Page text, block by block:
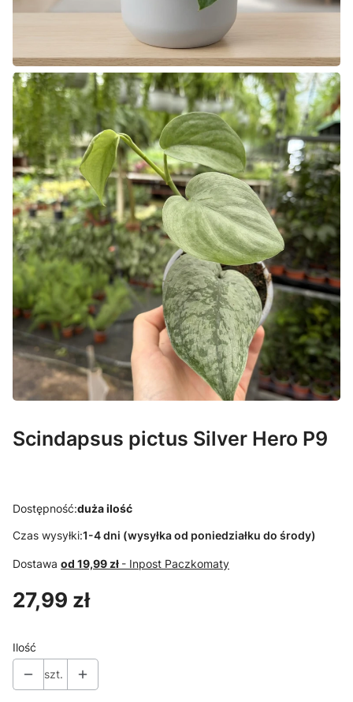
Scindapsus pictus Silver Hero P9
Dostępność:duża ilość
Czas wysyłki:1-4 dni (wysyłka od poniedziałku do środy)
Dostawa od 19,99 zł - Inpost Paczkomaty
Cena
27,99 zł
Ilość
szt.